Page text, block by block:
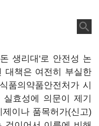
생리대'로 안전성 논
대책은 여전히 부실한
품의약품안전처가 시
효성에 의문이 제기
이나 품목허가(신고)